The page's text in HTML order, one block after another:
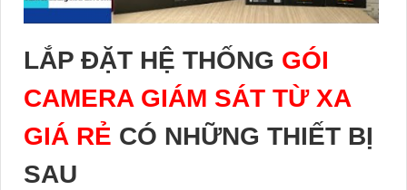
Giới Thiệu Về chất lượng hình ảnh của Gói Camera Giám Sát